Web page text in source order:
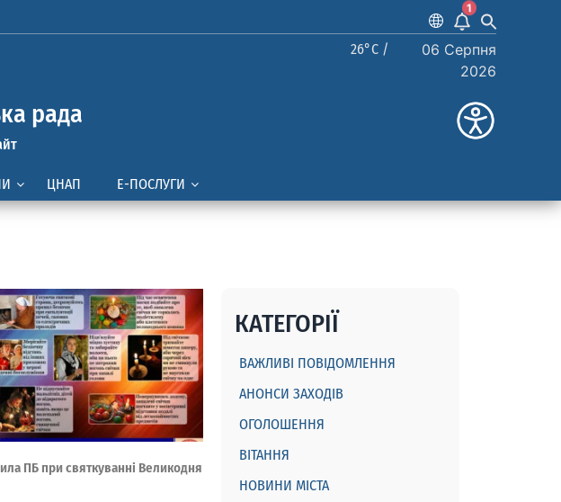
1
рада
26°C /
06 Серпня
2026
ЦНАП Е-ПОСЛУГИ
ПБ при святкуванні Великодня
КАТЕГОРІЇ
ВАЖЛИВІ ПОВІДОМЛЕННЯ
АНОНСИ ЗАХОДІВ
ОГОЛОШЕННЯ
ВІТАННЯ
НОВИНИ МІСТА